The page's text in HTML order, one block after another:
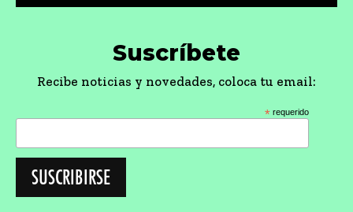
Suscríbete
Recibe noticias y novedades, coloca tu email:
* requerido